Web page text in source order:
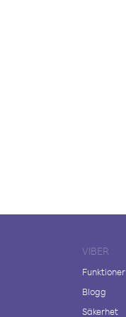
VIBER
Funktioner
Blogg
Säkerhet